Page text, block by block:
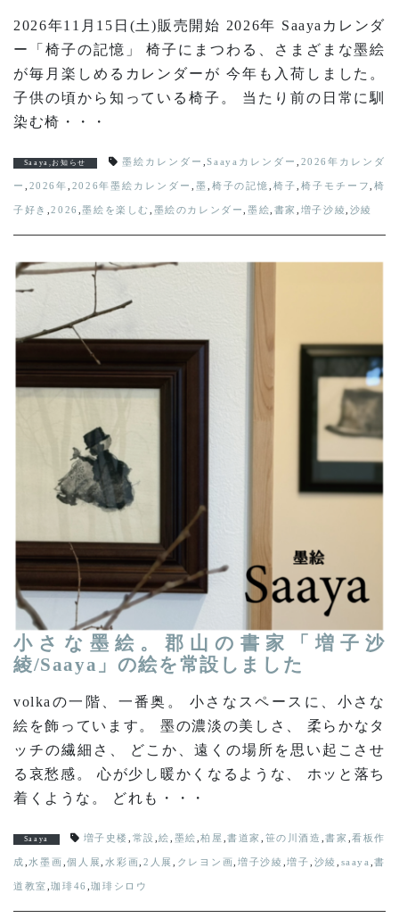
2026年11月15日(土)販売開始 2026年 Saayaカレンダ
ー「椅子の記憶」 椅子にまつわる、さまざまな墨絵
が毎月楽しめるカレンダーが 今年も入荷しました。
子供の頃から知っている椅子。 当たり前の日常に馴
染む椅・・・
Saaya ,お知らせ 墨絵カレンダー ,Saayaカレンダー 2026年カレンダ
ー 2026年 2026年墨絵カレンダー 墨 椅子の記憶 椅子 椅子モチーフ ,椅
子好き ,2026 ,墨絵を楽しむ 墨絵のカレンダー ,墨絵 書家 増子沙綾 沙綾
小さな墨絵。郡山の書家「増子沙
綾/Saaya」の絵を常設しました
volkaの一階、一番奥。 小さなスペースに、小さな
絵を飾っています。 墨の濃淡の美しさ、 柔らかなタ
ッチの繊細さ、 どこか、遠くの場所を思い起こさせ
る哀愁感。 心が少し暖かくなるような、 ホッと落ち
着くような。 どれも・・・
Saaya 増子史楼 常設 ,絵 墨絵 ,柏屋 ,書道家 笹の川酒造 ,書家 ,看板作
成 水墨画 ,個人展 水彩画 2人展 クレヨン画 増子沙綾 ,増子 沙綾 saaya ,書
道教室 ,珈琲46 ,珈琲シロウ